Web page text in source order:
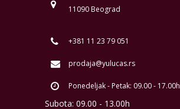
11090 Beograd
+381 11 23 79 051
prodaja@yulucas.rs
Ponedeljak - Petak: 09.00 - 17.00h
Subota: 09.00 - 13.00h